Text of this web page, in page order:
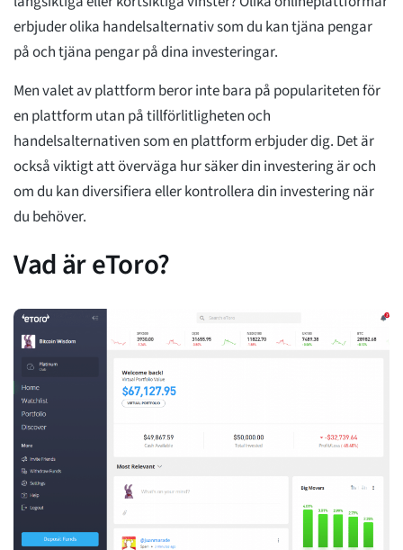
erbjuder olika handelsalternativ som du kan tjäna pengar
på och tjäna pengar på dina investeringar.
Men valet av plattform beror inte bara på populariteten för
en plattform utan på tillförlitligheten och
handelsalternativen som en plattform erbjuder dig. Det är
också viktigt att överväga hur säker din investering är och
om du kan diversifiera eller kontrollera din investering när
du behöver.
Vad är eToro?